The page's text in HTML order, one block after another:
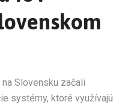
Slovensku začali
systémy, ktoré využívajú